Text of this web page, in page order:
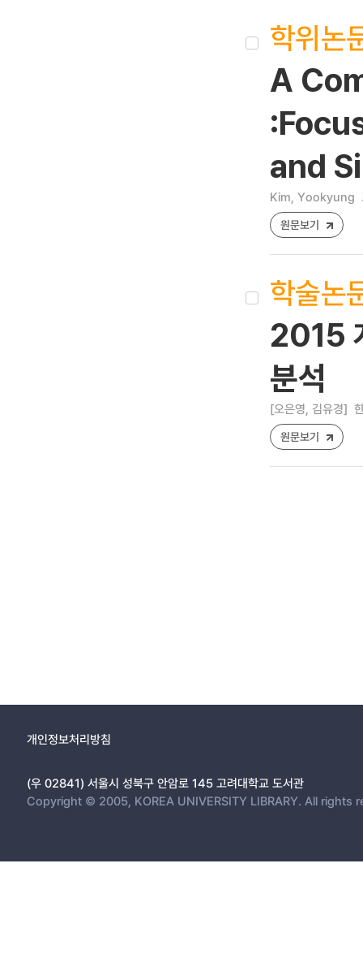
학위논
A
and
Kim, Yookyung
원문보기
학술논
2015
분석
[오은영, 김유경]
원문보기
개인정보처리방침
(우 02841) 서울시 성북구 안암로 145 고려대학교 도서관
Copyright © 2005, KOREA UNIVERSITY LIBRARY. All rights